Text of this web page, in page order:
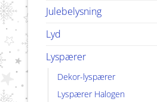
Julebelysning
Lyd
Lyspærer
Dekor-lyspærer
Lyspærer Halogen